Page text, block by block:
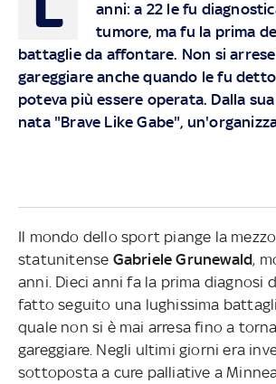
anni: a 22 le fu
tumore, ma fu la prima
battaglie da affontare. Non si
gareggiare anche quando le fu
poteva più essere operata. Dalla
nata "Brave Like Gabe",
Il mondo dello sport piange la
statunitense Gabriele Grunewald,
anni. Dieci anni fa la prima diagnosi
fatto seguito una lughissima
quale non si è mai arresa fino a
gareggiare. Negli ultimi giorni era
sottoposta a cure palliative a